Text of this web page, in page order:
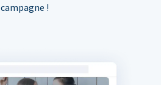
campagne !